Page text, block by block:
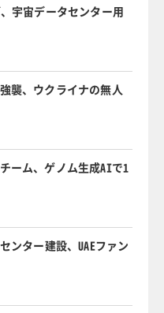
宇宙データセンター用
襲、ウクライナの無人
ーム、ゲノム生成AIで1
ンター建設、UAEファン